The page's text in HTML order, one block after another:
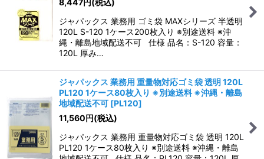
ジャパックス 業務用 ゴミ袋 MAXシリーズ 半透明
120L S-120 1ケース200枚入り ※別途送料 ※沖
縄・離島地域配送不可 仕様 品名：S-120 容量：
120L 厚み…
ジャパックス 業務用 重量物対応ゴミ袋 透明 120L
PL120 1ケース80枚入り ※別途送料 ※沖縄・離島
地域配送不可 [PL120]
11,560円(税込)
ジャパックス 業務用 重量物対応ゴミ袋 透明 120L
PL120 1ケース80枚入り ※別途送料 ※沖縄・離島